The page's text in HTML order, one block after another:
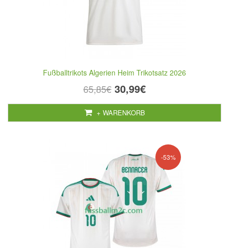
Fußballtrikots Algerien Heim Trikotsatz 2026
65,85€ 30,99€
+ WARENKORB
-53%